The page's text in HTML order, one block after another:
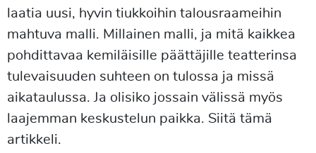
laatia uusi, hyvin tiukkoihin talousraameihin
mahtuva malli. Millainen malli, ja mitä kaikkea
pohdittavaa kemiläisille päättäjille teatterinsa
tulevaisuuden suhteen on tulossa ja missä
aikataulussa. Ja olisiko jossain välissä myös
laajemman keskustelun paikka. Siitä tämä
artikkeli.